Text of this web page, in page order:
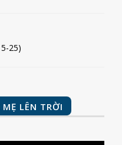
25)
LÊN TRỜI